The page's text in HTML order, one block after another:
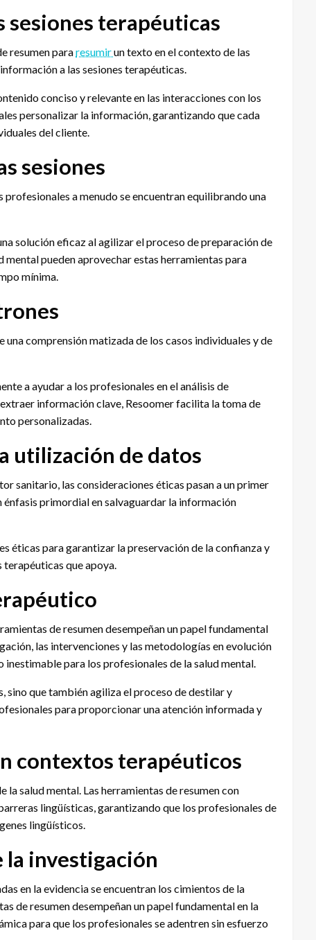
sesiones terapéuticas
resumen pararesumirun texto en el contexto de las
a las sesiones terapéuticas.
conciso y relevante en las interacciones con los
personalizar la información, garantizando que cada
del cliente.
sesiones
profesionales a menudo se encuentran equilibrando una
solución eficaz al agilizar el proceso de preparación de
mental pueden aprovechar estas herramientas para
mínima.
comprensión matizada de los casos individuales y de
a ayudar a los profesionales en el análisis de
información clave, Resoomer facilita la toma de
personalizadas.
utilización de datos
sanitario, las consideraciones éticas pasan a un primer
énfasis primordial en salvaguardar la información
éticas para garantizar la preservación de la confianza y
terapéuticas que apoya.
de resumen desempeñan un papel fundamental
las intervenciones y las metodologías en evolución
inestimable para los profesionales de la salud mental.
sino que también agiliza el proceso de destilar y
para proporcionar una atención informada y
contextos terapéuticos
salud mental. Las herramientas de resumen con
lingüísticas, garantizando que los profesionales de
lingüísticos.
investigación
en la evidencia se encuentran los cimientos de la
de resumen desempeñan un papel fundamental en la
para que los profesionales se adentren sin esfuerzo